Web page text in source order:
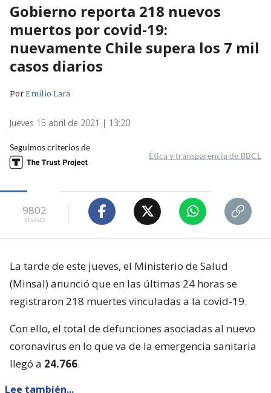
Gobierno reporta 218 nuevos
muertos por covid-19:
nuevamente Chile supera los 7 mil
casos diarios
PorEmilio Lara
Jueves 15 abril de 2021 | 13:20
Seguimos criterios de
Ética y transparencia de BBCL
9802
visitas
La tarde de este jueves, el Ministerio de Salud
(Minsal) anunció que en las últimas 24 horas se
registraron 218 muertes vinculadas a la covid-19.
Con ello, el total de defunciones asociadas al nuevo
coronavirus en lo que va de la emergencia sanitaria
llegó a 24.766.
Lee también...